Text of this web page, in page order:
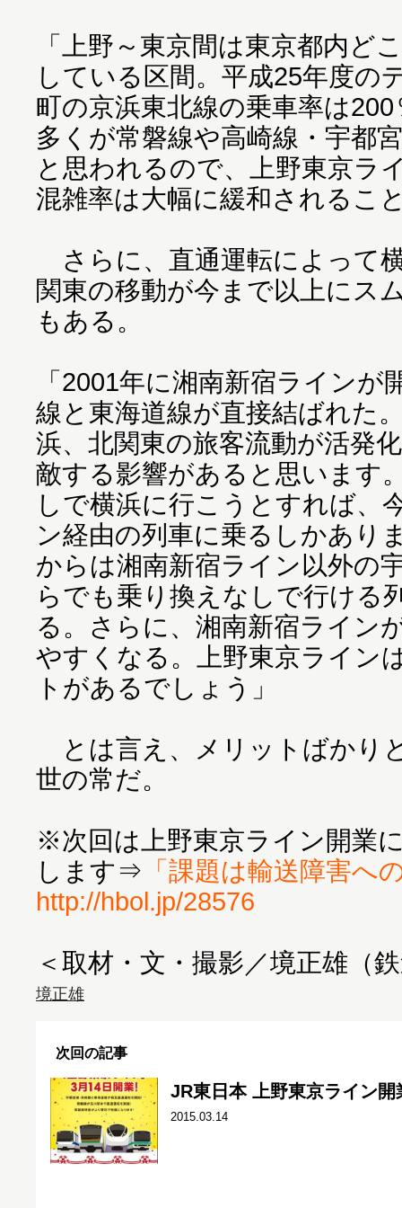
「上野～東京間は東京都内ど
している区間。平成25年度の
町の京浜東北線の乗車率は
多くが常磐線や高崎線・宇都
と思われるので、上野東京ラ
混雑率は大幅に緩和されるこ
さらに、直通運転によって
関東の移動が今まで以上にス
もある。
「2001年に湘南新宿ラインが
線と東海道線が直接結ばれた
浜、北関東の旅客流動が活発
敵する影響があると思います
しで横浜に行こうとすれば、
ン経由の列車に乗るしかあり
からは湘南新宿ライン以外の
らでも乗り換えなしで行ける
る。さらに、湘南新宿ライン
やすくなる。上野東京ライン
トがあるでしょう」
とは言え、メリットばかり
世の常だ。
※次回は上野東京ライン開業
します⇒ 「課題は輸送障害へ
http://hbol.jp/28576
＜取材・文・撮影／境正雄（
境正雄
次回の記事
JR東日本 上野東京ライン
2015.03.14